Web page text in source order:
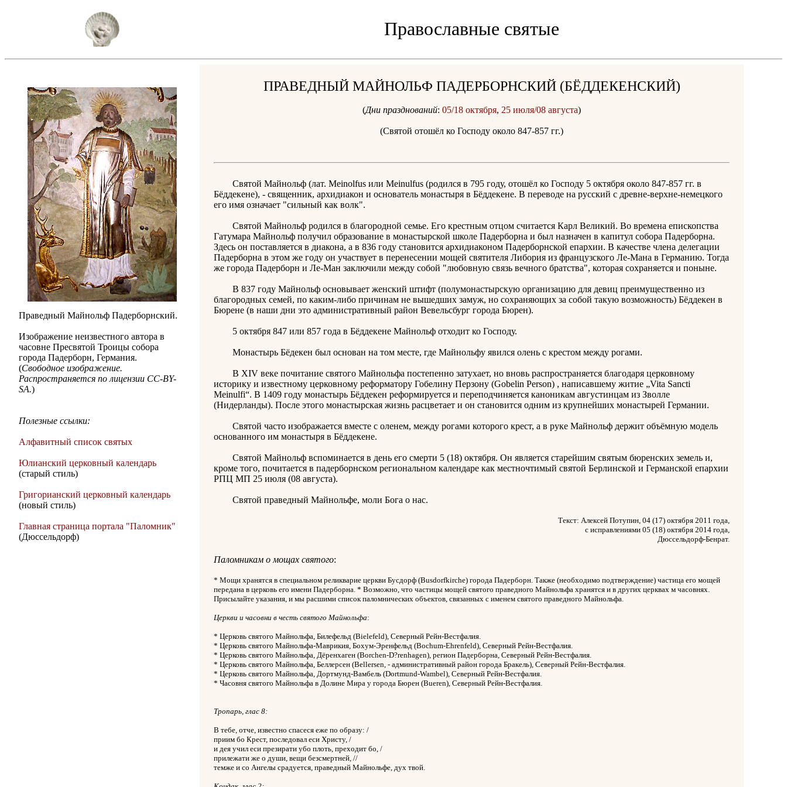
Православные святые
Праведный Майнольф Падерборнский.
Изображение неизвестного автора в
часовне Пресвятой Троицы собора
города Падерборн, Германия.
(Свободное изображение.
Распространяется по лицензии CC-BY-
SA.)
Полезные ссылки:
Алфавитный список святых
Юлианский церковный календарь
(старый стиль)
Григорианский церковный календарь
(новый стиль)
Главная страница портала "Паломник"
(Дюссельдорф)
ПРАВЕДНЫЙ МАЙНОЛЬФ ПАДЕРБОРНСКИЙ (БЁДДЕКЕНСКИЙ)
(Дни празднований: 05/18 октября, 25 июля/08 августа)
(Святой отошёл ко Господу около 847-857 гг.)
Святой Майнольф (лат. Meinolfus или Meinulfus (родился в 795 году, отошёл ко Господу 5 октября около 847-857 гг. в
Бёддекене), - священник, архидиакон и основатель монастыря в Бёддекене. В переводе на русский с древне-верхне-немецкого
его имя означает "сильный как волк".
Святой Майнольф родился в благородной семье. Его крестным отцом считается Карл Великий. Во времена епископства
Гатумара Майнольф получил образование в монастырской школе Падерборна и был назначен в капитул собора Падерборна.
Здесь он поставляется в диакона, а в 836 году становится архидиаконом Падерборнской епархии. В качестве члена делегации
Падерборна в этом же году он участвует в перенесении мощей святителя Либория из французского Ле-Мана в Германию. Тогда
же города Падерборн и Ле-Ман заключили между собой "любовную связь вечного братства", которая сохраняется и поныне.
В 837 году Майнольф основывает женский штифт (полумонастырскую организацию для девиц преимущественно из
благородных семей, по каким-либо причинам не вышедших замуж, но сохраняющих за собой такую возможность) Бёддекен в
Бюрене (в наши дни это административный район Вевельсбург города Бюрен).
5 октября 847 или 857 года в Бёддекене Майнольф отходит ко Господу.
Монастырь Бёдекен был основан на том месте, где Майнольфу явился олень с крестом между рогами.
В XIV веке почитание святого Майнольфа постепенно затухает, но вновь распространяется благодаря церковному
историку и известному церковному реформатору Гобелину Перзону (Gobelin Person) , написавшему житие „Vita Sancti
Meinulfi“. В 1409 году монастырь Бёддекен реформируется и переподчиняется каноникам августинцам из Зволле
(Нидерланды). После этого монастырская жизнь расцветает и он становится одним из крупнейших монастырей Германии.
Святой часто изображается вместе с оленем, между рогами которого крест, а в руке Майнольф держит объёмную модель
основанного им монастыря в Бёддекене.
Святой Майнольф вспоминается в день его смерти 5 (18) октября. Он является старейшим святым бюренских земель и,
кроме того, почитается в падерборнском региональном календаре как местночтимый святой Берлинской и Германской епархии
РПЦ МП 25 июля (08 августа).
Святой праведный Майнольфе, моли Бога о нас.
Текст: Алексей Потупин, 04 (17) октября 2011 года,
с исправлениями 05 (18) октября 2014 года,
Дюссельдорф-Бенрат.
Паломникам о мощах святого:
* Мощи хранятся в специальном реликварие церкви Бусдорф (Busdorfkirche) города Падерборн. Также (необходимо подтверждение) частица его мощей
передана в церковь его имени Падерборна. * Возможно, что частицы мощей святого праведного Майнольфа хранятся и в других церквах м часовнях.
Присылайте указания, и мы расшими список паломнических объектов, связанных с именем святого праведного Майнольфа.
Церкви и часовни в честь святого Майнольфа:
* Церковь святого Майнольфа, Билефельд (Bielefeld), Северный Рейн-Вестфалия.
* Церковь святого Майнольфа-Маврикия, Бохум-Эренфельд (Bochum-Ehrenfeld), Северный Рейн-Вестфалия.
* Церковь святого Майнольфа, Дёренхаген (Borchen-D?renhagen), регион Падерборна, Северный Рейн-Вестфалия.
* Церковь святого Майнольфа, Беллерсен (Bellersen, - административный район города Бракель), Северный Рейн-Вестфалия.
* Церковь святого Майнольфа, Дортмунд-Вамбель (Dortmund-Wambel), Северный Рейн-Вестфалия.
* Часовня святого Майнольфа в Долине Мира у города Бюрен (Bueren), Северный Рейн-Вестфалия.
Тропарь, глас 8:
В тебе, отче, известно спасеся еже по образу: /
приим бо Крест, последовал еси Христу, /
и дея учил еси презирати убо плоть, преходит бо, /
прилежати же о души, вещи безсмертней, //
темже и со Ангелы срадуется, праведный Майнольфе, дух твой.